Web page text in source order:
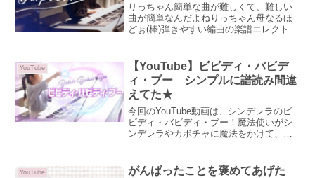
りっちゃん簡単な曲が難しくて、難しい
曲が簡単なんだよねりっちゃん母なるほ
どぉ(棒)弾きやすい編曲の楽譜エレクトー
ます。ぷりんと楽譜でその説明がされて
いるのを見つけました...
YouTube
【YouTube】ビビディ・バビデ
ィ・ブー シンプルに譜読み間違
えてた★
今回のYouTube動画は、シンデレラのビ
ビディ・バビディ・ブー！魔法使いがシ
ンデレラやカボチャに魔法をかけて、舞
い☆出来れば最初の2小節くらいで魔法に
YouTube がんばったことを褒めてあげた